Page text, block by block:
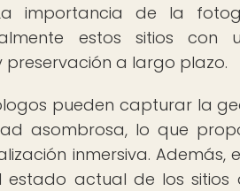
importancia de la
estos sitios con
preservación a largo plazo.
pueden capturar la
asombrosa, lo que
inmersiva.
actual de los sitios